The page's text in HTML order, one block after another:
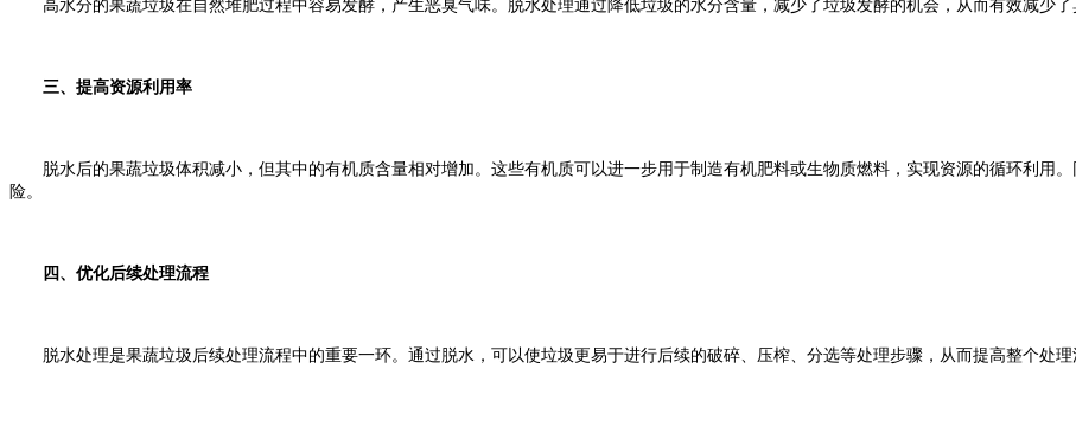
高水分的果蔬垃圾在自然堆肥过程中容易发酵，产生恶臭气味。脱水处理通过降低垃圾的水分含量，减少了垃圾发酵的机会，从而有效减少了
三、提高资源利用率
脱水后的果蔬垃圾体积减小，但其中的有机质含量相对增加。这些有机质可以进一步用于制造有机肥料或生物质燃料，实现资源的循环利用
险。
四、优化后续处理流程
脱水处理是果蔬垃圾后续处理流程中的重要一环。通过脱水，可以使垃圾更易于进行后续的破碎、压榨、分选等处理步骤，从而提高整个处理